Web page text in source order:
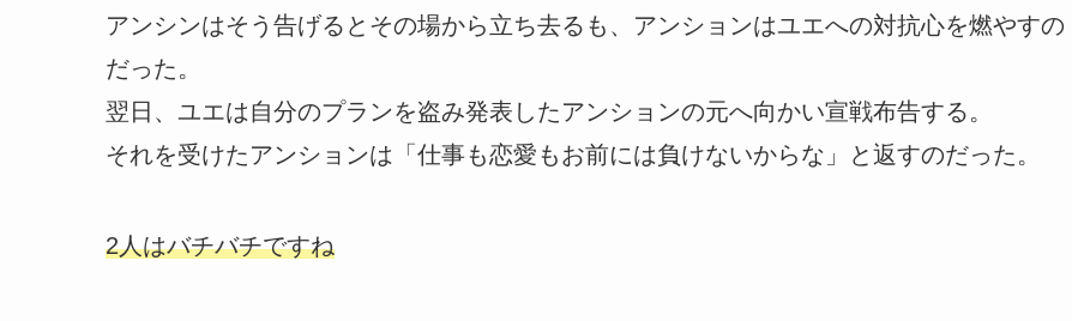
アンシンはそう告げるとその場から立ち去るも、アンションはユエへの対抗心を燃やすの
だった。
翌日、ユエは自分のプランを盗み発表したアンションの元へ向かい宣戦布告する。
それを受けたアンションは「仕事も恋愛もお前には負けないからな」と返すのだった。
2人はバチバチですね